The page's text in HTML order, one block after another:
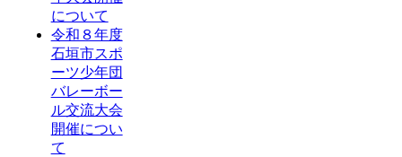
について
令和８年度
石垣市スポ
ーツ少年団
バレーボー
ル交流大会
開催につい
て